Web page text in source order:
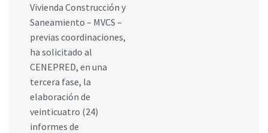
Vivienda Construcción y
Saneamiento – MVCS –
previas coordinaciones,
ha solicitado al
CENEPRED, en una
tercera fase, la
elaboración de
veinticuatro (24)
informes de